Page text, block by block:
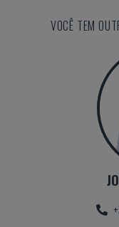
VOCÊ TEM